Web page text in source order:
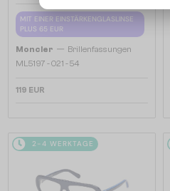
MIT EINER EINSTÄRKENGLASLINSE
PLUS 65 EUR
Moncler — Brillenfassungen
ML5197 - 021 - 54
119 EUR
2-4 WERKTAGE